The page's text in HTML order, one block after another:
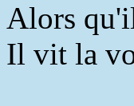
Alors
Il vit la